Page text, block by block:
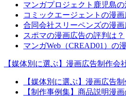
マンガプロジェクト鹿児島
コミックエージェントの漫
合同会社スリーペンズの漫画
スポマの漫画広告の評判は？
マンガWeb（CREAD01）の
【媒体別に選ぶ】漫画広告制作会
【媒体別に選ぶ】漫画広告
【制作事例集】商品説明漫